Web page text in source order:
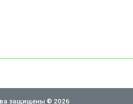
защищены © 2026